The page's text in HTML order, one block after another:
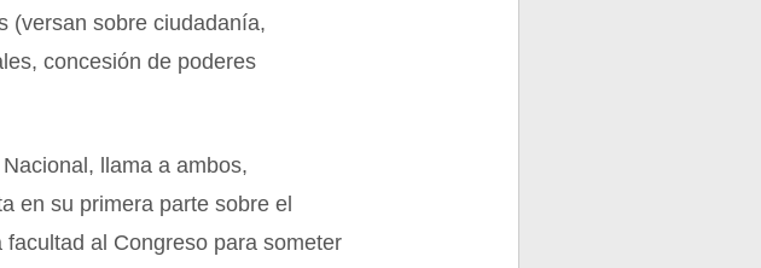
(versan sobre ciudadanía,
concesión de poderes
llama a ambos,
en su primera parte sobre el
al Congreso para someter